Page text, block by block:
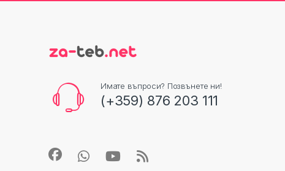
Имате въпроси? Позвънете ни!
(+359) 876 203 111